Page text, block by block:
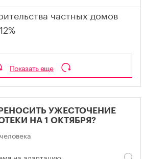
частных домов
Показать еще
УЖЕСТОЧЕНИЕ
НА 1 ОКТЯБРЯ?